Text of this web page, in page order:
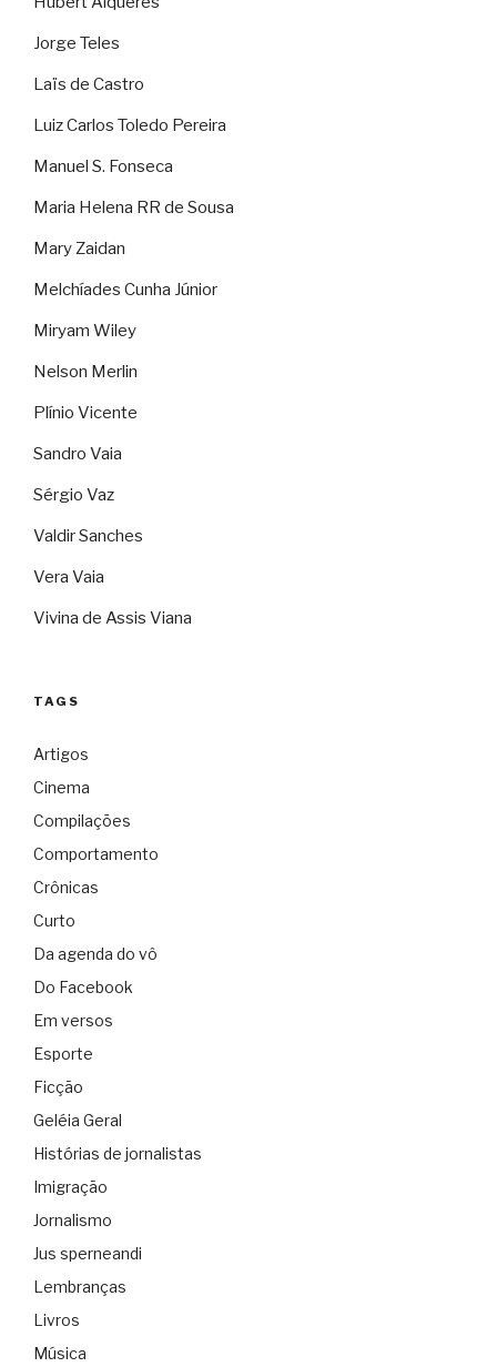
Jorge Teles
Laïs de Castro
Luiz Carlos Toledo Pereira
Manuel S. Fonseca
Maria Helena RR de Sousa
Mary Zaidan
Melchíades Cunha Júnior
Miryam Wiley
Nelson Merlin
Plínio Vicente
Sandro Vaia
Sérgio Vaz
Valdir Sanches
Vera Vaia
Vivina de Assis Viana
TAGS
Artigos
Cinema
Compilações
Comportamento
Crônicas
Curto
Da agenda do vô
Do Facebook
Em versos
Esporte
Ficção
Geléia Geral
Histórias de jornalistas
Imigração
Jornalismo
Jus sperneandi
Lembranças
Livros
Música